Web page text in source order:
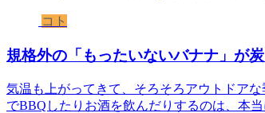
コト
規格外の「もったいないバナナ」が
気温も上がってきて、そろそろアウトドア
でBBQしたりお酒を飲んだりするのは、本